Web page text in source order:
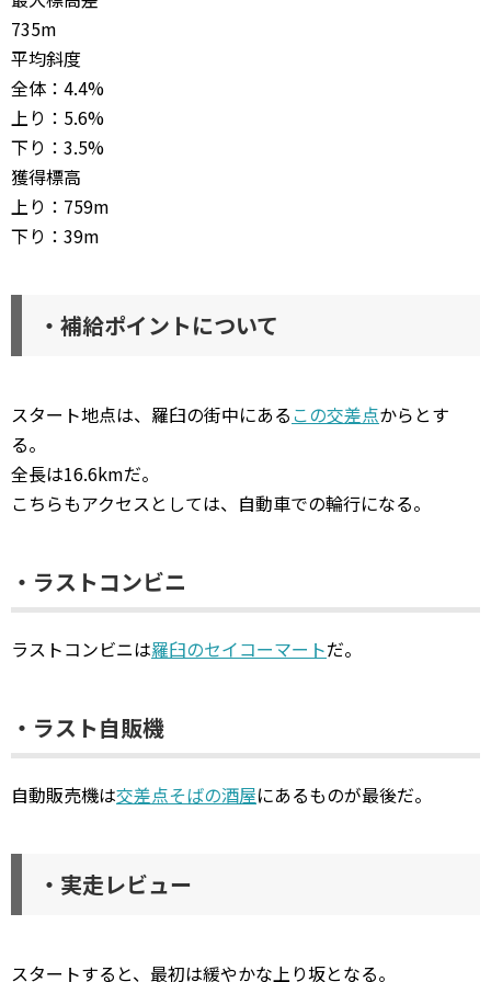
735m
平均斜度
全体：4.4%
上り：5.6%
下り：3.5%
獲得標高
上り：759m
下り：39m
・補給ポイントについて
スタート地点は、羅臼の街中にある この交差点からとす
る。
全長は16.6kmだ。
こちらもアクセスとしては、自動車での輪行になる。
・ラストコンビニ
ラストコンビニは羅臼のセイコーマートだ。
・ラスト自販機
自動販売機は交差点そばの酒屋にあるものが最後だ。
・実走レビュー
スタートすると、最初は緩やかな上り坂となる。